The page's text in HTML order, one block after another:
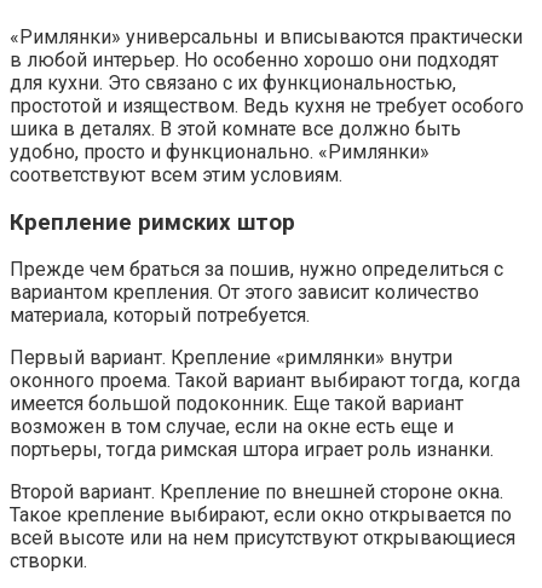
«Римлянки» универсальны и вписываются практически
в любой интерьер. Но особенно хорошо они подходят
для кухни. Это связано с их функциональностью,
простотой и изяществом. Ведь кухня не требует особого
шика в деталях. В этой комнате все должно быть
удобно, просто и функционально. «Римлянки»
соответствуют всем этим условиям.
Крепление римских штор
Прежде чем браться за пошив, нужно определиться с
вариантом крепления. От этого зависит количество
материала, который потребуется.
Первый вариант. Крепление «римлянки» внутри
оконного проема. Такой вариант выбирают тогда, когда
имеется большой подоконник. Еще такой вариант
возможен в том случае, если на окне есть еще и
портьеры, тогда римская штора играет роль изнанки.
Второй вариант. Крепление по внешней стороне окна.
Такое крепление выбирают, если окно открывается по
всей высоте или на нем присутствуют открывающиеся
створки.